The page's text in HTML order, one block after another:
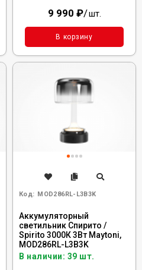
9 990 ₽/шт.
В корзину
Код: MOD286RL-L3B3K
Аккумуляторный
светильник Спирито /
Spirito 3000К 3Вт Maytoni,
MOD286RL-L3B3K
В наличии: 39 шт.